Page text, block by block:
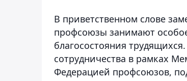
В приветственном слове
профсоюзы занимают
благосостояния
сотрудничества в рамках
Федерацией профсоюзов,